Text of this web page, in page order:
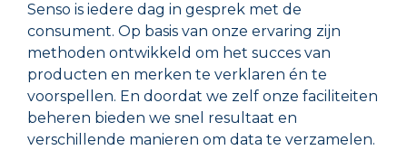
Senso is iedere dag in gesprek met de
consument. Op basis van onze ervaring zijn
methoden ontwikkeld om het succes van
producten en merken te verklaren én te
voorspellen. En doordat we zelf onze faciliteiten
beheren bieden we snel resultaat en
verschillende manieren om data te verzamelen.